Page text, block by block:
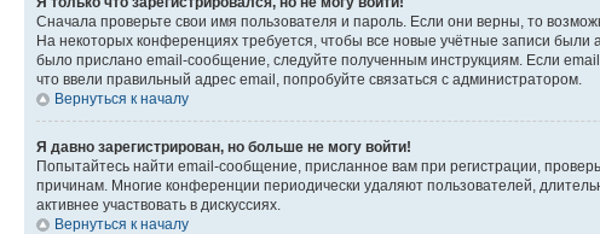
Сначала проверьте свои имя пользователя и пароль. Если они верны, то
На некоторых конференциях требуется, чтобы все новые учётные записи
было прислано email-сообщение, следуйте полученным инструкциям. Если
что ввели правильный адрес email, попробуйте связаться с администратором.
Вернуться к началу
Я давно зарегистрирован, но больше не могу войти!
Попытайтесь найти email-сообщение, присланное вам при регистрации,
причинам. Многие конференции периодически удаляют пользователей,
активнее участвовать в дискуссиях.
Вернуться к началу